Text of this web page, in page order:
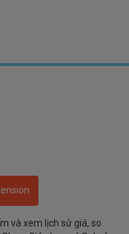
và xem lịch sử giá, so